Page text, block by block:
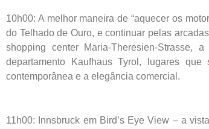
10h00: A melhor maneira de “aquecer os
do Telhado de Ouro, e continuar pelas
shopping center Maria-Theresien-Strasse,
departamento Kaufhaus Tyrol, lugares
contemporânea e a elegância comercial.
11h00: Innsbruck em Bird’s Eye View – a